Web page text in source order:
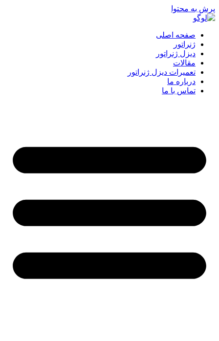
پرش به محتوا
صفحه اصلی
ژنراتور
دیزل ژنراتور
مقالات
تعمیرات دیزل ژنراتور
درباره ما
تماس با ما